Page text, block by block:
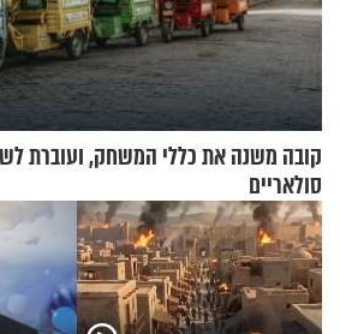
קובה משנה את כללי המשחק, ועוברת
סולאריים